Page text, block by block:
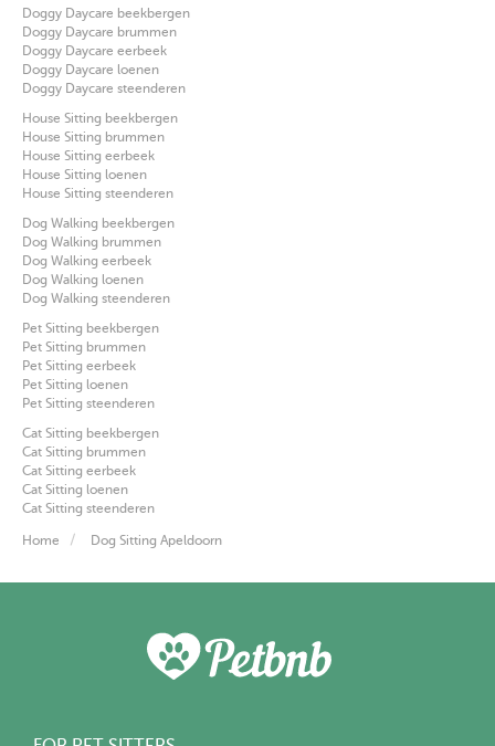
Doggy Daycare beekbergen
Doggy Daycare brummen
Doggy Daycare eerbeek
Doggy Daycare loenen
Doggy Daycare steenderen
House Sitting beekbergen
House Sitting brummen
House Sitting eerbeek
House Sitting loenen
House Sitting steenderen
Dog Walking beekbergen
Dog Walking brummen
Dog Walking eerbeek
Dog Walking loenen
Dog Walking steenderen
Pet Sitting beekbergen
Pet Sitting brummen
Pet Sitting eerbeek
Pet Sitting loenen
Pet Sitting steenderen
Cat Sitting beekbergen
Cat Sitting brummen
Cat Sitting eerbeek
Cat Sitting loenen
Cat Sitting steenderen
Home Dog Sitting Apeldoorn